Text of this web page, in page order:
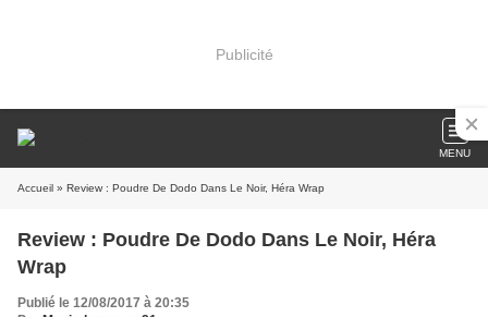
Publicité
MENU
Accueil » Review : Poudre De Dodo Dans Le Noir, Héra Wrap
Review : Poudre De Dodo Dans Le Noir, Héra
Wrap
Publié le 12/08/2017 à 20:35